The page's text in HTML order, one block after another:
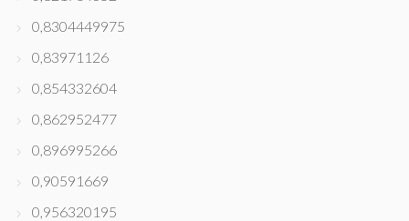
0,8304449975
0,83971126
0,854332604
0,862952477
0,896995266
0,90591669
0,956320195